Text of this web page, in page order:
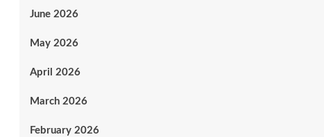
June 2026
May 2026
April 2026
March 2026
February 2026